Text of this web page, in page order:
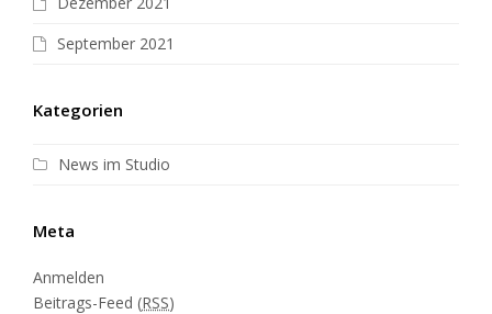
September 2021
Kategorien
News im Studio
Meta
Anmelden
Beitrags-Feed (RSS)